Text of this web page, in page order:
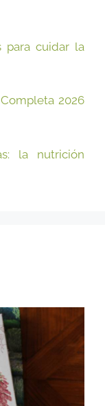
para cuidar la
2026
la nutrición